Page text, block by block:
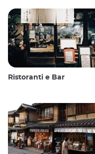
Ristoranti e Bar